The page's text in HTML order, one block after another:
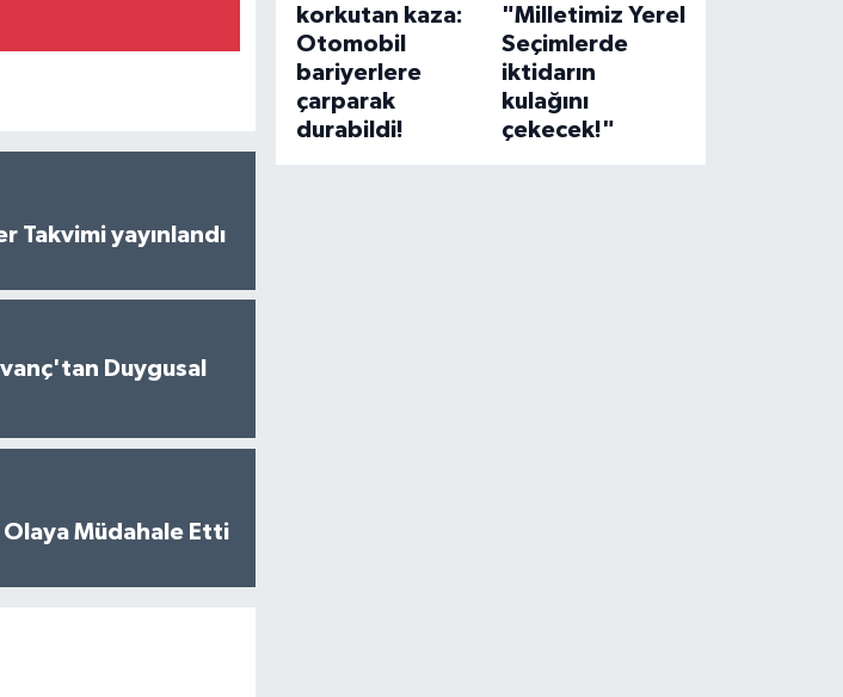
Takvimi yayınlandı
Duygusal
Olaya Müdahale Etti
korkutan kaza:
Otomobil
bariyerlere
çarparak
durabildi!
"Milletimiz Yerel
Seçimlerde
iktidarın
kulağını
çekecek!"